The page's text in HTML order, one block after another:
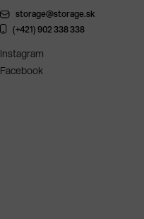
storage@storage.sk
(+421) 902 338 338
Instagram
Facebook